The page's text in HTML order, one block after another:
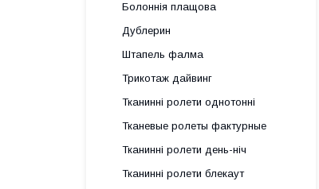
Болоннія плащова
Дублерин
Штапель фалма
Трикотаж дайвинг
Тканинні ролети однотонні
Тканевые ролеты фактурные
Тканинні ролети день-ніч
Тканинні ролети блекаут